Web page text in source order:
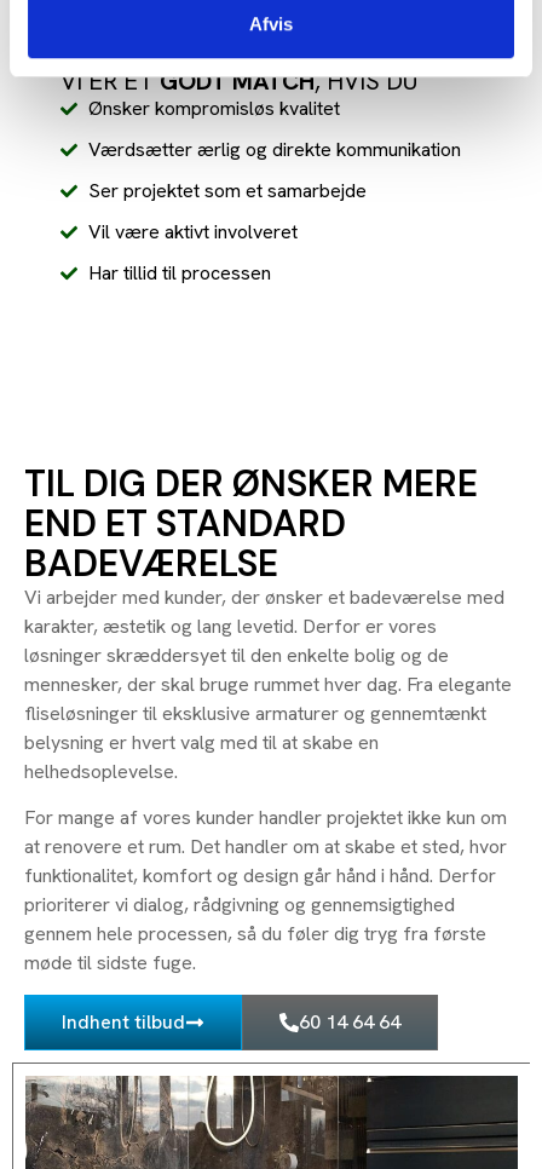
Afvis
VI ER ETGODT MATCH, HVIS DU
Ønsker kompromisløs kvalitet
Værdsætter ærlig og direkte kommunikation
Ser projektet som et samarbejde
Vil være aktivt involveret
Har tillid til processen
TIL DIG DER ØNSKER MERE
END ET STANDARD
BADEVÆRELSE
Vi arbejder med kunder, der ønsker et badeværelse med
karakter, æstetik og lang levetid. Derfor er vores
løsninger skræddersyet til den enkelte bolig og de
mennesker, der skal bruge rummet hver dag. Fra elegante
fliseløsninger til eksklusive armaturer og gennemtænkt
belysning er hvert valg med til at skabe en
helhedsoplevelse.
For mange af vores kunder handler projektet ikke kun om
at renovere et rum. Det handler om at skabe et sted, hvor
funktionalitet, komfort og design går hånd i hånd. Derfor
prioriterer vi dialog, rådgivning og gennemsigtighed
gennem hele processen, så du føler dig tryg fra første
møde til sidste fuge.
Indhent tilbud 60 14 64 64